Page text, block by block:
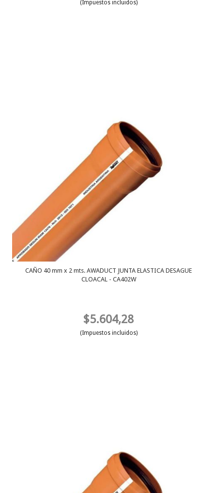
(Impuestos incluidos)
CAÑO 40 mm x 2 mts. AWADUCT JUNTA ELASTICA DESAGUE
CLOACAL - CA402W
$5.604,28
(Impuestos incluidos)